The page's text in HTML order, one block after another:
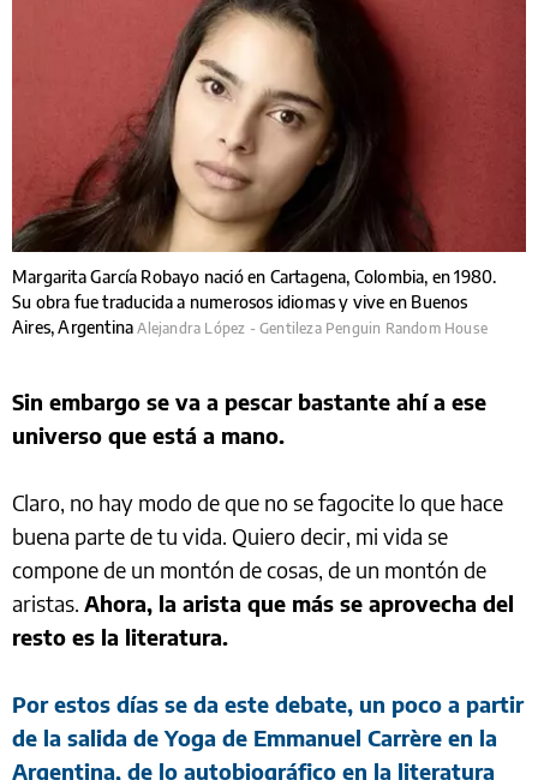
Margarita García Robayo nació en Cartagena, Colombia, en 1980.
Su obra fue traducida a numerosos idiomas y vive en Buenos
Aires, ArgentinaAlejandra López - Gentileza Penguin Random House
Sin embargo se va a pescar bastante ahí a ese
universo que está a mano.
Claro, no hay modo de que no se fagocite lo que hace
buena parte de tu vida. Quiero decir, mi vida se
compone de un montón de cosas, de un montón de
aristas. Ahora, la arista que más se aprovecha del
resto es la literatura.
Por estos días se da este debate, un poco a partir
de la salida de Yoga de Emmanuel Carrère en la
Argentina, de lo autobiográfico en la literatura